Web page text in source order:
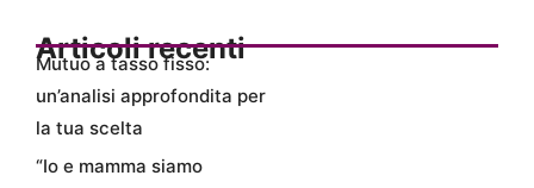
Articoli recenti
Mutuo a tasso fisso:
un’analisi approfondita per
la tua scelta
“Io e mamma siamo